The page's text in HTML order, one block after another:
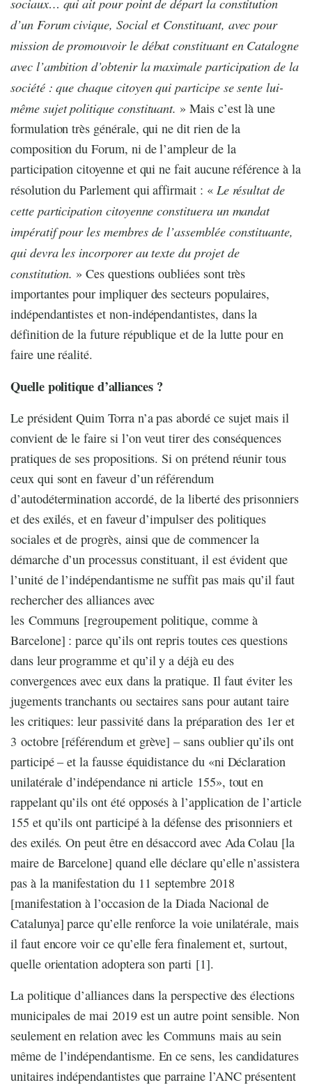
d’un Forum civique, Social et Constituant, avec pour
mission de promouvoir le débat constituant en Catalogne
avec l’ambition d’obtenir la maximale participation de la
société : que chaque citoyen qui participe se sente lui-
même sujet politique constituant. » Mais c’est là une
formulation très générale, qui ne dit rien de la
composition du Forum, ni de l’ampleur de la
participation citoyenne et qui ne fait aucune référence à la
résolution du Parlement qui affirmait : « Le résultat de
cette participation citoyenne constituera un mandat
impératif pour les membres de l’assemblée constituante,
qui devra les incorporer au texte du projet de
constitution. » Ces questions oubliées sont très
importantes pour impliquer des secteurs populaires,
indépendantistes et non-indépendantistes, dans la
définition de la future république et de la lutte pour en
faire une réalité.
Quelle politique d’alliances ?
Le président Quim Torra n’a pas abordé ce sujet mais il
convient de le faire si l’on veut tirer des conséquences
pratiques de ses propositions. Si on prétend réunir tous
ceux qui sont en faveur d’un référendum
d’autodétermination accordé, de la liberté des prisonniers
et des exilés, et en faveur d’impulser des politiques
sociales et de progrès, ainsi que de commencer la
démarche d’un processus constituant, il est évident que
l’unité de l’indépendantisme ne suffit pas mais qu’il faut
rechercher des alliances avec
les Communs [regroupement politique, comme à
Barcelone] : parce qu’ils ont repris toutes ces questions
dans leur programme et qu’il y a déjà eu des
convergences avec eux dans la pratique. Il faut éviter les
jugements tranchants ou sectaires sans pour autant taire
les critiques: leur passivité dans la préparation des 1er et
3 octobre [référendum et grève] – sans oublier qu’ils ont
participé – et la fausse équidistance du «ni Déclaration
unilatérale d’indépendance ni article 155», tout en
rappelant qu’ils ont été opposés à l’application de l’article
155 et qu’ils ont participé à la défense des prisonniers et
des exilés. On peut être en désaccord avec Ada Colau [la
maire de Barcelone] quand elle déclare qu’elle n’assistera
pas à la manifestation du 11 septembre 2018
[manifestation à l’occasion de la Diada Nacional de
Catalunya] parce qu’elle renforce la voie unilatérale, mais
il faut encore voir ce qu’elle fera finalement et, surtout,
quelle orientation adoptera son parti [1].
La politique d’alliances dans la perspective des élections
municipales de mai 2019 est un autre point sensible. Non
seulement en relation avec les Communs mais au sein
même de l’indépendantisme. En ce sens, les candidatures
unitaires indépendantistes que parraine l’ANC présentent